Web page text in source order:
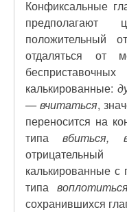
Конфиксальные
предполагают
положительный
отдаляться от
калькированные:
— вчитаться,
переносится на
типавбиться,
отрицательный
калькированные с
типа
сохранившихся